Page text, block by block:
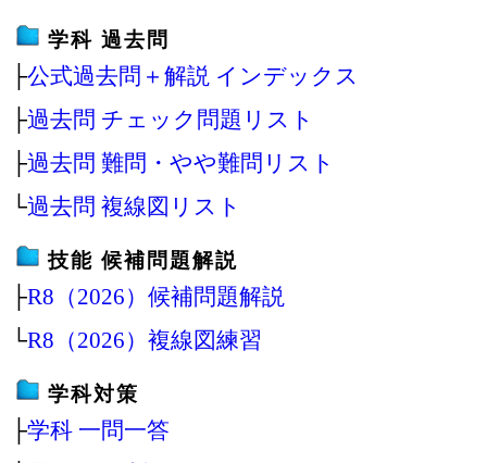
学科 過去問
├公式過去問＋解説 インデックス
├過去問 チェック問題リスト
├過去問 難問・やや難問リスト
└過去問 複線図リスト
技能 候補問題解説
├R8（2026）候補問題解説
└R8（2026）複線図練習
学科対策
├学科 一問一答